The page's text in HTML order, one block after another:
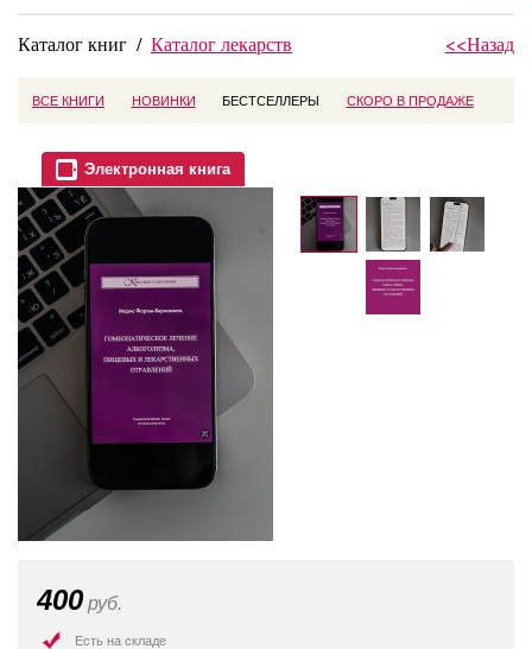
Каталог книг / Каталог лекарств <<Назад
ВСЕ КНИГИ НОВИНКИ БЕСТСЕЛЛЕРЫ СКОРО В ПРОДАЖЕ
Электронная книга
400 руб.
Есть на складе